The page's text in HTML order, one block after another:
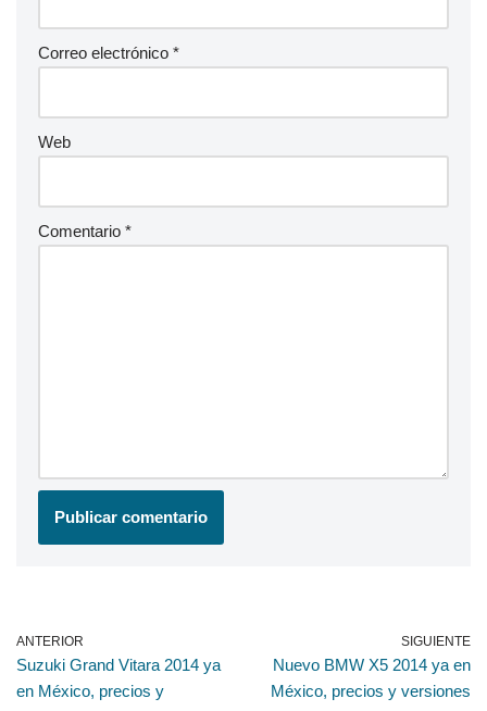
Correo electrónico *
Web
Comentario *
ANTERIOR
Suzuki Grand Vitara 2014 ya
en México, precios y
SIGUIENTE
Nuevo BMW X5 2014 ya en
México, precios y versiones